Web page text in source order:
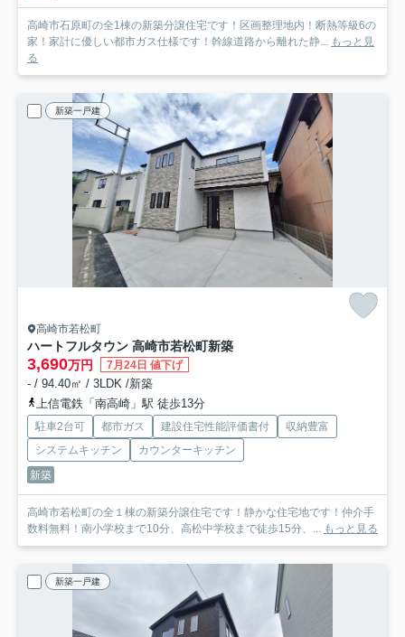
高崎市石原町の全1棟の新築分譲住宅です！区画整理地内！断熱等級6の
家！家計に優しい都市ガス仕様です！幹線道路から離れた静...
もっと見
る
新築一戸建
高崎市若松町
ハートフルタウン 高崎市若松町新築
3,690万円 7月24日 値下げ
- / 94.40㎡ / 3LDK /新築
上信電鉄「南高崎」駅 徒歩13分
駐車2台可 都市ガス 建設住宅性能評価書付
収納豊富
システムキッチン
カウンターキッチン
新築
高崎市若松町の全１棟の新築分譲住宅です！静かな住宅地です！仲介手
数料無料！南小学校まで10分、高松中学校まで徒歩15分、...
もっと見る
新築一戸建